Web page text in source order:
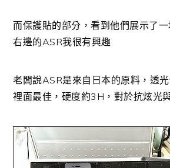
而保護貼的部分，看到他們展示了
右邊的ASR我很有興趣
老闆說ASR是來自日本的原料，透
裡面最佳，硬度約3H，對於抗炫光